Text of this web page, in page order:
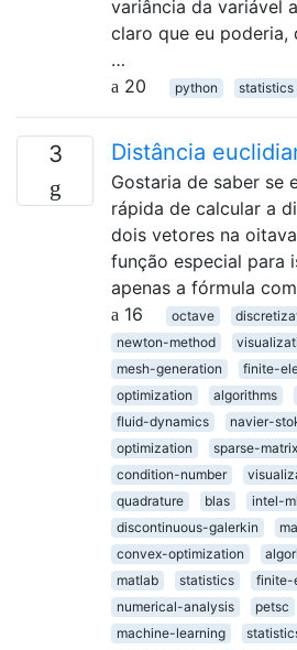
variância da variável
claro que eu poderia,
…
20
python statistics
3 Distância
Gostaria de saber se
rápida de calcular a
dois vetores na
função especial para
apenas a fórmula
16
octave
newton-method
mesh-generation
finite-
optimization
algorithms
fluid-dynamics
navier-
optimization
sparse-matrix
condition-number
quadrature
blas intel-
discontinuous-galerkin
convex-optimization
matlab
statistics
finite-
numerical-analysis
petsc
machine-learning